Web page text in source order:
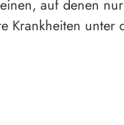
auf denen
Krankheiten unter